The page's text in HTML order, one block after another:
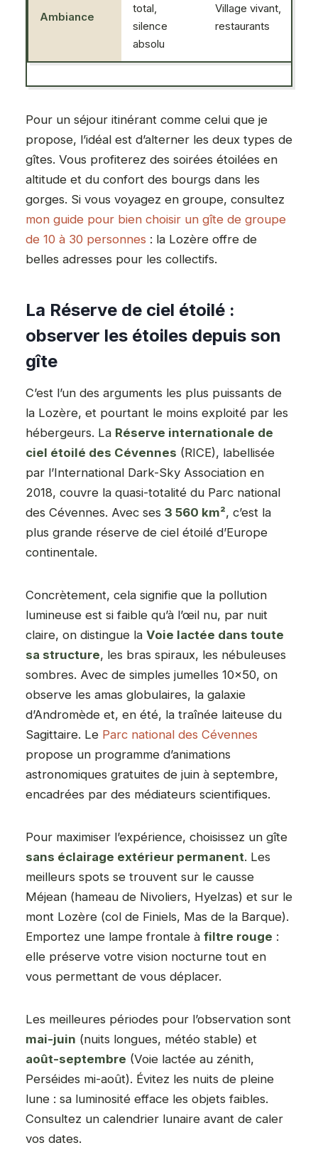
Ambiance
total,
silence
absolu
Village vivant,
restaurants
Pour un séjour itinérant comme celui que je
propose, l’idéal est d’alterner les deux types de
gîtes. Vous profiterez des soirées étoilées en
altitude et du confort des bourgs dans les
gorges. Si vous voyagez en groupe, consultez
mon guide pour bien choisir un gîte de groupe
de 10 à 30 personnes : la Lozère offre de
belles adresses pour les collectifs.
La Réserve de ciel étoilé :
observer les étoiles depuis son
gîte
C’est l’un des arguments les plus puissants de
la Lozère, et pourtant le moins exploité par les
hébergeurs. La Réserve internationale de
ciel étoilé des Cévennes (RICE), labellisée
par l’International Dark-Sky Association en
2018, couvre la quasi-totalité du Parc national
des Cévennes. Avec ses 3 560 km², c’est la
plus grande réserve de ciel étoilé d’Europe
continentale.
Concrètement, cela signifie que la pollution
lumineuse est si faible qu’à l’œil nu, par nuit
claire, on distingue la Voie lactée dans toute
sa structure, les bras spiraux, les nébuleuses
sombres. Avec de simples jumelles 10×50, on
observe les amas globulaires, la galaxie
d’Andromède et, en été, la traînée laiteuse du
Sagittaire. Le Parc national des Cévennes
propose un programme d’animations
astronomiques gratuites de juin à septembre,
encadrées par des médiateurs scientifiques.
Pour maximiser l’expérience, choisissez un gîte
sans éclairage extérieur permanent. Les
meilleurs spots se trouvent sur le causse
Méjean (hameau de Nivoliers, Hyelzas) et sur le
mont Lozère (col de Finiels, Mas de la Barque).
Emportez une lampe frontale à filtre rouge :
elle préserve votre vision nocturne tout en
vous permettant de vous déplacer.
Les meilleures périodes pour l’observation sont
mai-juin (nuits longues, météo stable) et
août-septembre (Voie lactée au zénith,
Perséides mi-août). Évitez les nuits de pleine
lune : sa luminosité efface les objets faibles.
Consultez un calendrier lunaire avant de caler
vos dates.